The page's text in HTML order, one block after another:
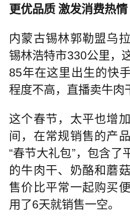
更优品质 激发消费热情
内蒙古锡林郭勒盟乌
锡林浩特市330公里，
85年在这里出生的快
程度不高，直播卖牛肉
这个春节，太平也增
间，在常规销售的产
“春节大礼包”，包含了
的牛肉干、奶酪和蘑
售价比平常一起购买
用了6天就销售一空。